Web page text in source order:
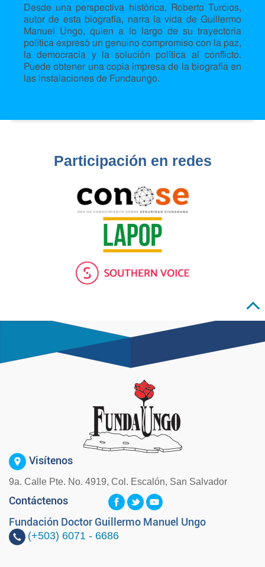
Desde una perspectiva histórica, Roberto Turcios,
autor de esta biografía, narra la vida de Guillermo
Manuel Ungo, quien a lo largo de su trayectoria
política expresó un genuino compromiso con la paz,
la democracia y la solución política al conflicto.
Puede obtener una copia impresa de la biografía en
las instalaciones de Fundaungo.
Participación en redes
Visítenos
9a. Calle Pte. No. 4919, Col. Escalón, San Salvador
Contáctenos
Fundación Doctor Guillermo Manuel Ungo
(+503) 6071 - 6686